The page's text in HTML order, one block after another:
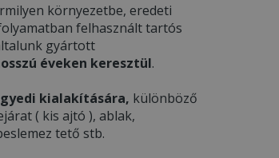
környezetbe, eredeti
felhasznált tartós
gyártott
éveken keresztül.
kialakítására, különböző
( kis ajtó ), ablak,
tető stb.